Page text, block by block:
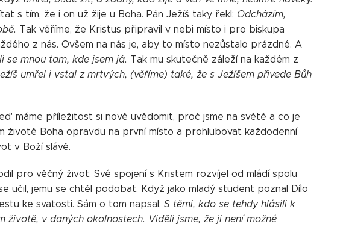
s tím, že i on už žije u Boha. Pán Ježíš taky řekl: Odcházím,
Tak věříme, že Kristus připravil v nebi místo i pro biskupa
z nás. Ovšem na nás je, aby to místo nezůstalo prázdné. A
se mnou tam, kde jsem já. Tak mu skutečně záleží na každém z
umřel i vstal z mrtvých, (věříme) také, že s Ježíšem přivede Bůh
máme příležitost si nově uvědomit, proč jsme na světě a co je
životě Boha opravdu na první místo a prohlubovat každodenní
v Boží slávě.
pro věčný život. Své spojení s Kristem rozvíjel od mládí spolu
učil, jemu se chtěl podobat. Když jako mladý student poznal Dílo
ke svatosti. Sám o tom napsal: S těmi, kdo se tehdy hlásili k
v daných okolnostech. Viděli jsme, že ji není možné